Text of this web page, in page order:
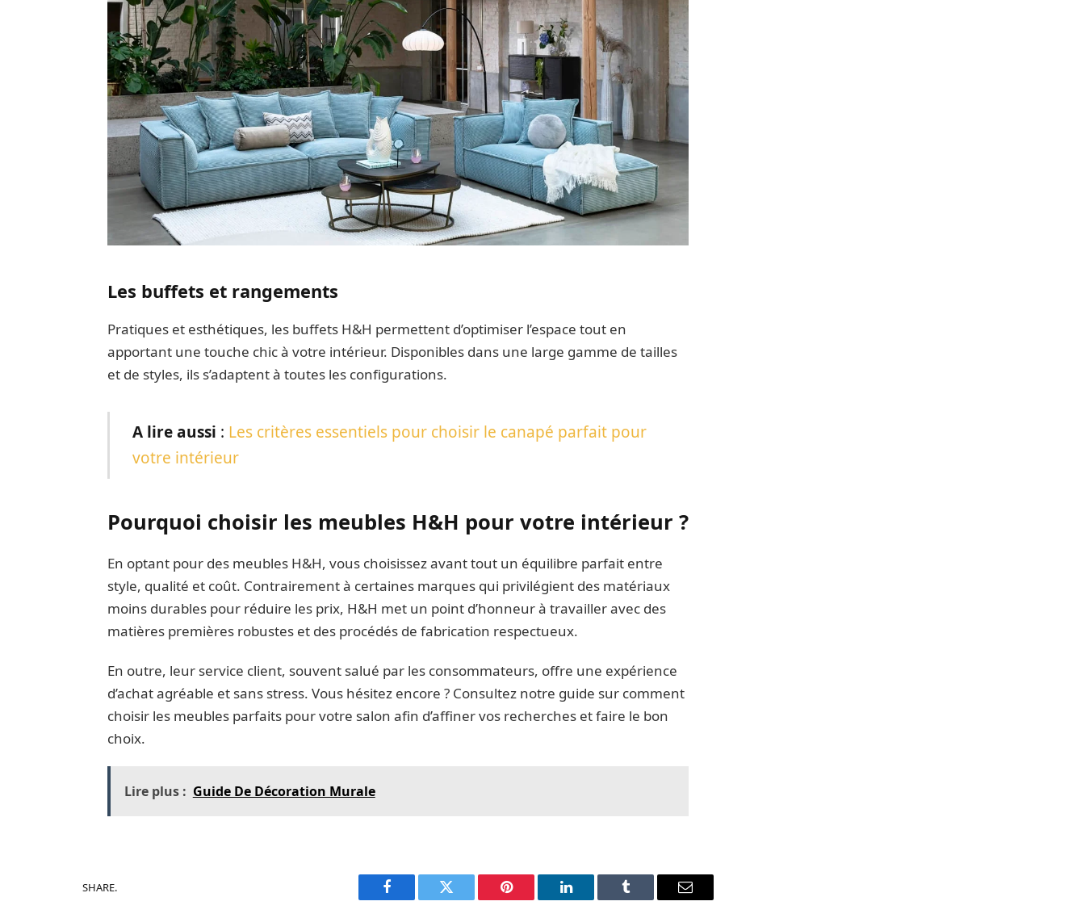
Les buffets et rangements
Pratiques et esthétiques, les buffets H&H permettent d’optimiser l’espace tout en
apportant une touche chic à votre intérieur. Disponibles dans une large gamme de tailles
et de styles, ils s’adaptent à toutes les configurations.
A lire aussi : Les critères essentiels pour choisir le canapé parfait pour
votre intérieur
Pourquoi choisir les meubles H&H pour votre intérieur ?
En optant pour des meubles H&H, vous choisissez avant tout un équilibre parfait entre
style, qualité et coût. Contrairement à certaines marques qui privilégient des matériaux
moins durables pour réduire les prix, H&H met un point d’honneur à travailler avec des
matières premières robustes et des procédés de fabrication respectueux.
En outre, leur service client, souvent salué par les consommateurs, offre une expérience
d’achat agréable et sans stress. Vous hésitez encore ? Consultez notre guide sur comment
choisir les meubles parfaits pour votre salon afin d’affiner vos recherches et faire le bon
choix.
Lire plus : Guide De Décoration Murale
SHARE.
Facebook Twitter Pinterest LinkedIn Tumblr Email